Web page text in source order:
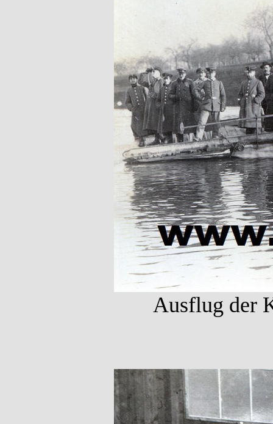
Ausflug der